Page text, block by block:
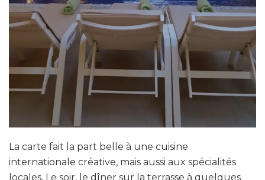
La carte fait la part belle à une cuisine
internationale créative, mais aussi aux spécialités
locales. Le soir, le dîner sur la terrasse à quelques